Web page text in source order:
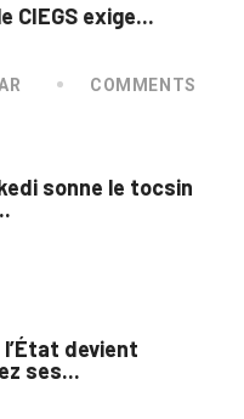
CIEGS exige...
COMMENTS
sonne le tocsin
l’État devient
ses...